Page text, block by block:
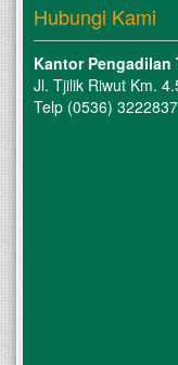
Hubungi Kami
Kantor Pengadilan
Jl. Tjilik Riwut Km.
Telp (0536)